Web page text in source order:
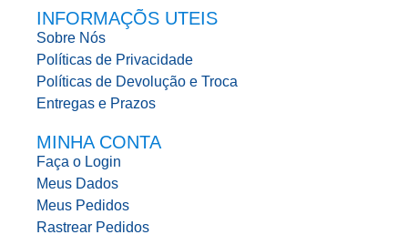
INFORMAÇÕS UTEIS
Sobre Nós
Políticas de Privacidade
Políticas de Devolução e Troca
Entregas e Prazos
MINHA CONTA
Faça o Login
Meus Dados
Meus Pedidos
Rastrear Pedidos